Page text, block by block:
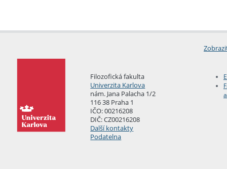
Filozofická fakulta
Univerzita Karlova
nám. Jana Palacha 1/2
116 38 Praha 1
IČO: 00216208
DIČ: CZ00216208
Další kontakty
Podatelna